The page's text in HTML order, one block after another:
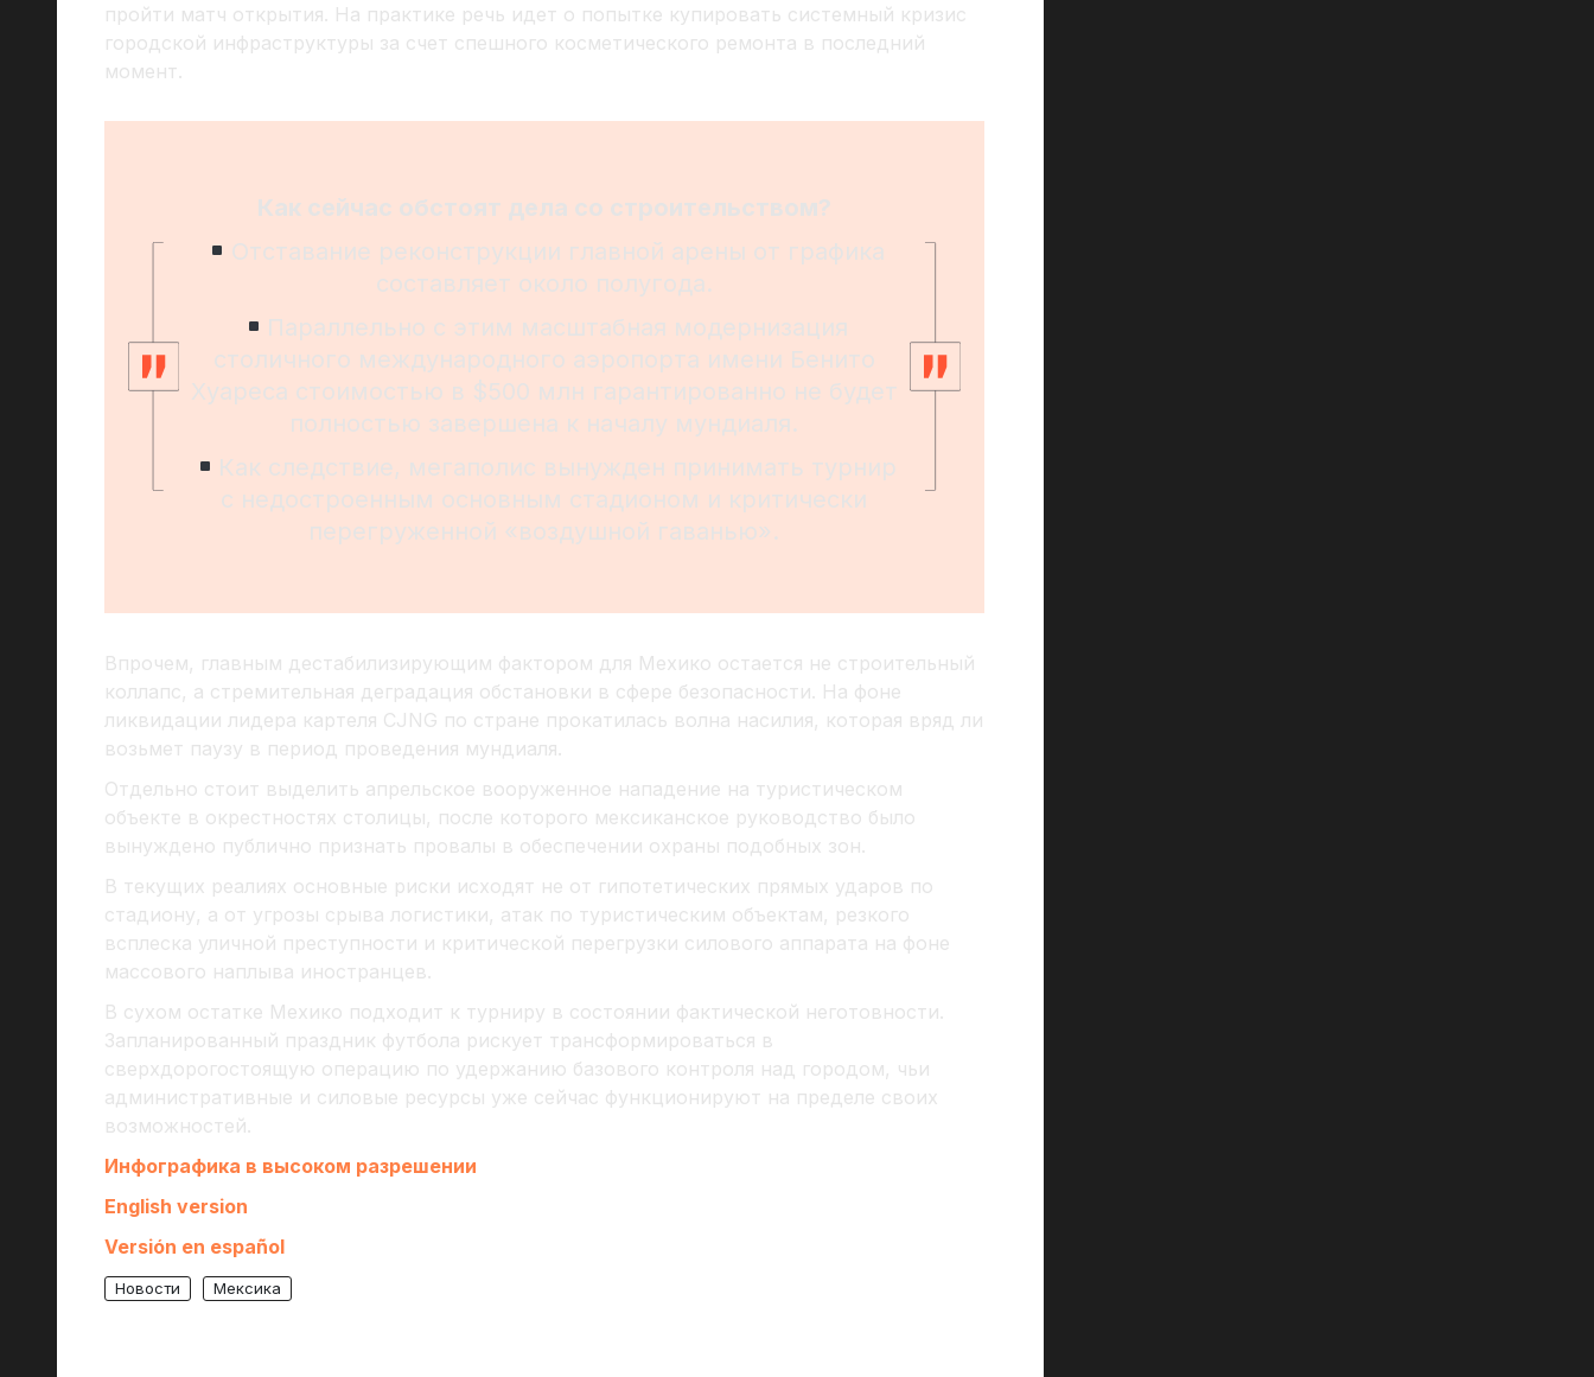
пройти матч открытия. На практике речь идет о попытке купировать системный кризис
городской инфраструктуры за счет спешного косметического ремонта в последний
момент.
Как сейчас обстоят дела со строительством?
Отставание реконструкции главной арены от графика
составляет около полугода.
Параллельно с этим масштабная модернизация
столичного международного аэропорта имени Бенито
Хуареса стоимостью в $500 млн гарантированно не будет
полностью завершена к началу мундиаля.
Как следствие, мегаполис вынужден принимать турнир
с недостроенным основным стадионом и критически
перегруженной «воздушной гаванью».
Впрочем, главным дестабилизирующим фактором для Мехико остается не строительный
коллапс, а стремительная деградация обстановки в сфере безопасности. На фоне
ликвидации лидера картеля CJNG по стране прокатилась волна насилия, которая вряд ли
возьмет паузу в период проведения мундиаля.
Отдельно стоит выделить апрельское вооруженное нападение на туристическом
объекте в окрестностях столицы, после которого мексиканское руководство было
вынуждено публично признать провалы в обеспечении охраны подобных зон.
В текущих реалиях основные риски исходят не от гипотетических прямых ударов по
стадиону, а от угрозы срыва логистики, атак по туристическим объектам, резкого
всплеска уличной преступности и критической перегрузки силового аппарата на фоне
массового наплыва иностранцев.
В сухом остатке Мехико подходит к турниру в состоянии фактической неготовности.
Запланированный праздник футбола рискует трансформироваться в
сверхдорогостоящую операцию по удержанию базового контроля над городом, чьи
административные и силовые ресурсы уже сейчас функционируют на пределе своих
возможностей.
Инфографика в высоком разрешении
English version
Versión en español
Новости Мексика